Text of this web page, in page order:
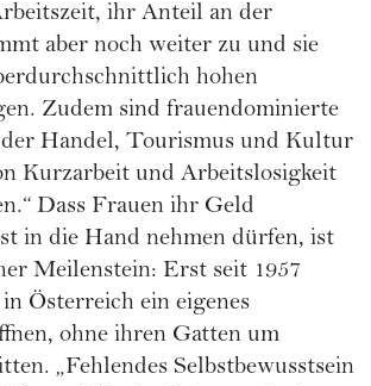
ihr Anteil an der
aber noch weiter zu und sie
hohen
Zudem sind frauendominierte
Handel, Tourismus und Kultur
Kurzarbeit und Arbeitslosigkeit
Dass Frauen ihr Geld
in die Hand nehmen dürfen, ist
Meilenstein: Erst seit 1957
Österreich ein eigenes
ohne ihren Gatten um
„Fehlendes Selbstbewusstsein